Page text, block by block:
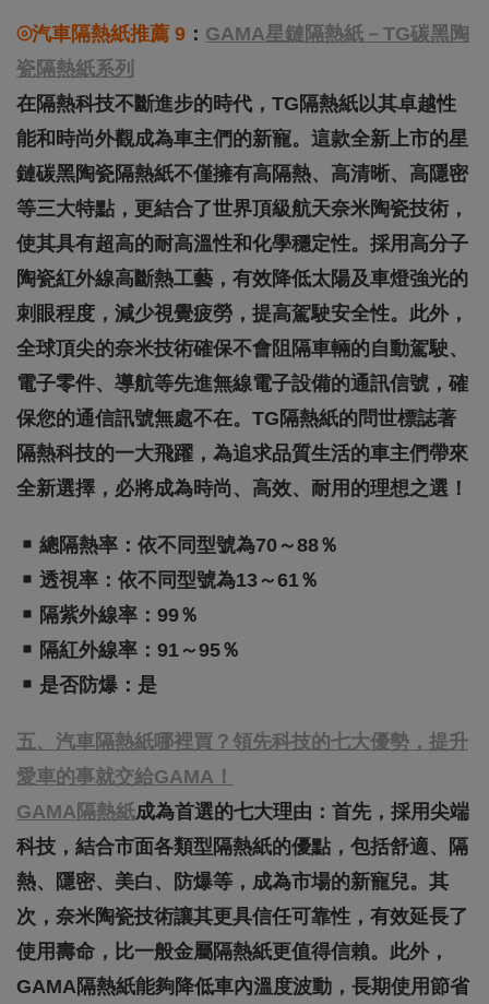
⦾汽車隔熱紙推薦 9 ： GAMA星鏈隔熱紙－TG碳黑陶
瓷隔熱紙系列
在隔熱科技不斷進步的時代，TG隔熱紙以其卓越性
能和時尚外觀成為車主們的新寵。這款全新上市的星
鏈碳黑陶瓷隔熱紙不僅擁有高隔熱、高清晰、高隱密
等三大特點，更結合了世界頂級航天奈米陶瓷技術，
使其具有超高的耐高溫性和化學穩定性。採用高分子
陶瓷紅外線高斷熱工藝，有效降低太陽及車燈強光的
刺眼程度，減少視覺疲勞，提高駕駛安全性。此外，
全球頂尖的奈米技術確保不會阻隔車輛的自動駕駛、
電子零件、導航等先進無線電子設備的通訊信號，確
保您的通信訊號無處不在。TG隔熱紙的問世標誌著
隔熱科技的一大飛躍，為追求品質生活的車主們帶來
全新選擇，必將成為時尚、高效、耐用的理想之選！
總隔熱率：依不同型號為70～88％
透視率：依不同型號為13～61％
隔紫外線率：99％
隔紅外線率：91～95％
是否防爆：是
五、汽車隔熱紙哪裡買？領先科技的七大優勢，提升
愛車的事就交給GAMA！
GAMA隔熱紙成為首選的七大理由：首先，採用尖端
科技，結合市面各類型隔熱紙的優點，包括舒適、隔
熱、隱密、美白、防爆等，成為市場的新寵兒。其
次，奈米陶瓷技術讓其更具信任可靠性，有效延長了
使用壽命，比一般金屬隔熱紙更值得信賴。此外，
GAMA隔熱紙能夠降低車內溫度波動，長期使用節省